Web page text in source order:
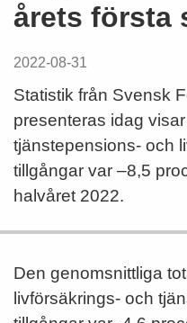
årets första
2022-08-31
Statistik från Svensk
presenteras idag
tjänstepensions- och
tillgångar var –8,5
halvåret 2022.
Den genomsnittliga
livförsäkrings- och